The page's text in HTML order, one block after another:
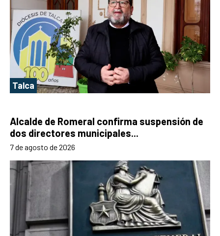
Talca
Alcalde de Romeral confirma suspensión de
dos directores municipales...
7 de agosto de 2026